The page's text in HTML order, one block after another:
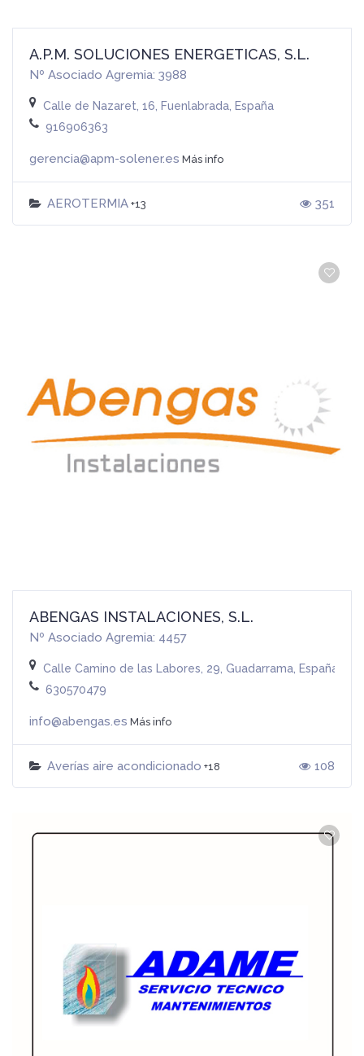
A.P.M. SOLUCIONES ENERGETICAS, S.L.
Nº Asociado Agremia: 3988
Calle de Nazaret, 16, Fuenlabrada, España
916906363
gerencia@apm-solener.es Más info
AEROTERMIA +13 351
ABENGAS INSTALACIONES, S.L.
Nº Asociado Agremia: 4457
Calle Camino de las Labores, 29, Guadarrama, España
630570479
info@abengas.es Más info
Averías aire acondicionado +18 108